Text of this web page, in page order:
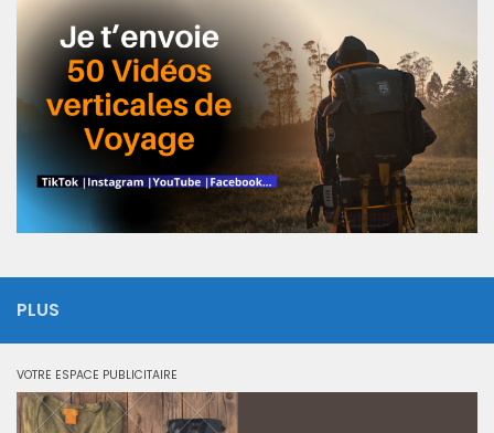
PLUS
VOTRE ESPACE PUBLICITAIRE